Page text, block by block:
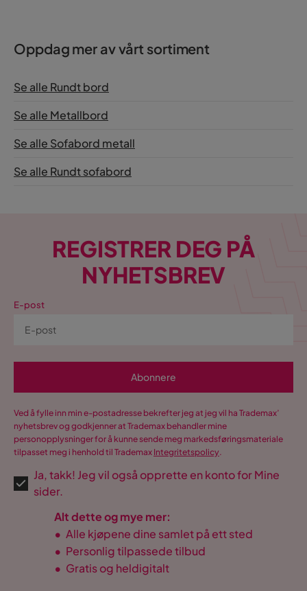
Oppdag mer av vårt sortiment
Se alle Rundt bord
Se alle Metallbord
Se alle Sofabord metall
Se alle Rundt sofabord
REGISTRER DEG PÅ
NYHETSBREV
E-post
Abonnere
Ved å fylle inn min e-postadresse bekrefter jeg at jeg vil ha Trademax’
nyhetsbrev og godkjenner at Trademax behandler mine
personopplysninger for å kunne sende meg markedsføringsmateriale
tilpasset meg i henhold til Trademax Integritetspolicy.
Ja, takk! Jeg vil også opprette en konto for Mine
sider.
Alt dette og mye mer:
• Alle kjøpene dine samlet på ett sted
• Personlig tilpassede tilbud
• Gratis og heldigitalt